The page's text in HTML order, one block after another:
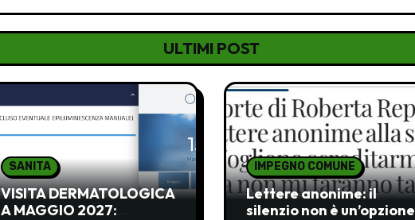
ULTIMI POST
SANITA
VISITA DERMATOLOGICA
A MAGGIO 2027:
IMPEGNO COMUNE
Lettere anonime: il
silenzio non è un’opzione